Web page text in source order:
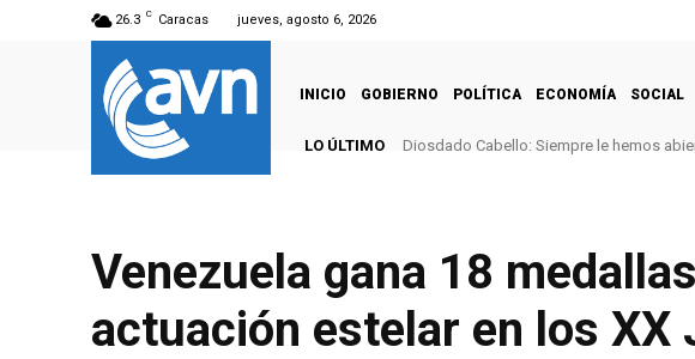
26.3 C Caracas jueves, agosto 6, 2026
INICIO GOBIERNO POLÍTICA ECONOMÍA SOCIAL
LO ÚLTIMO Diosdado Cabello: Siempre le hemos
Venezuela gana 18
actuación estelar en los XX